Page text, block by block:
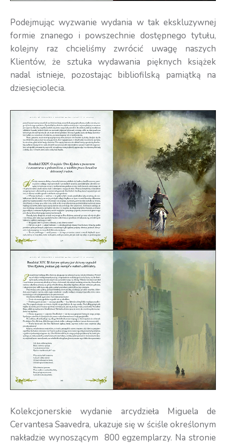
Podejmując wyzwanie wydania w tak ekskluzywnej
formie znanego i powszechnie dostępnego tytułu,
kolejny raz chcieliśmy zwrócić uwagę naszych
Klientów, że sztuka wydawania pięknych książek
nadal istnieje, pozostając bibliofilską pamiątką na
dziesięciolecia.
Kolekcjonerskie wydanie arcydzieła Miguela de
Cervantesa Saavedra, ukazuje się w ściśle określonym
nakładzie wynoszącym 800 egzemplarzy. Na stronie